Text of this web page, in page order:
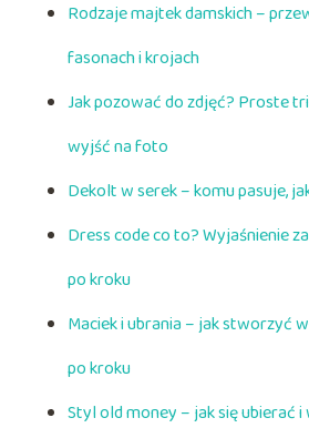
Rodzaje majtek damskich –
fasonach i krojach
Jak pozować do zdjęć? Proste
wyjść na foto
Dekolt w serek – komu pasuje,
Dress code co to? Wyjaśnienie
po kroku
Maciek i ubrania – jak stworzyć
po kroku
Styl old money – jak się ubierać